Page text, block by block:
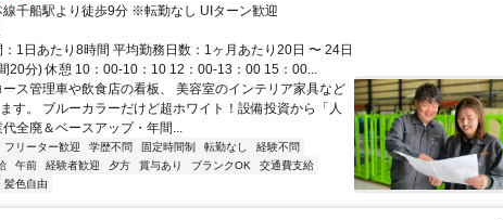
千船駅より徒歩9分 ※転勤なし UIターン歓迎
1日あたり8時間 平均勤務日数：1ヶ月あたり20日 〜 24日
20分) 休憩 10：00-10：10 12：00-13：00 15：00...
ス管理車や飲食店の看板、 美容室のインテリア家具など
す。 ブルーカラーだけど超ホワイト！設備投資から「人
全廃＆ベースアップ・年間...
フリーター歓迎 学歴不問 固定時間制 転勤なし
経験不問
午前 経験者歓迎 夕方 賞与あり ブランクOK
交通費支給
髪色自由